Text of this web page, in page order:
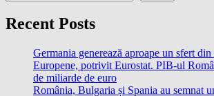
Recent Posts
Germania generează aproape un sfert
Europene, potrivit Eurostat. PIB-ul
de miliarde de euro
România, Bulgaria și Spania au semnat